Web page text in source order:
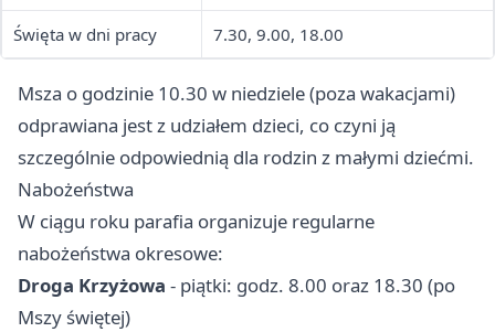
Święta w dni pracy 7.30, 9.00, 18.00
Msza o godzinie 10.30 w niedziele (poza wakacjami)
odprawiana jest z udziałem dzieci, co czyni ją
szczególnie odpowiednią dla rodzin z małymi dziećmi.
Nabożeństwa
W ciągu roku parafia organizuje regularne
nabożeństwa okresowe:
Droga Krzyżowa - piątki: godz. 8.00 oraz 18.30 (po
Mszy świętej)